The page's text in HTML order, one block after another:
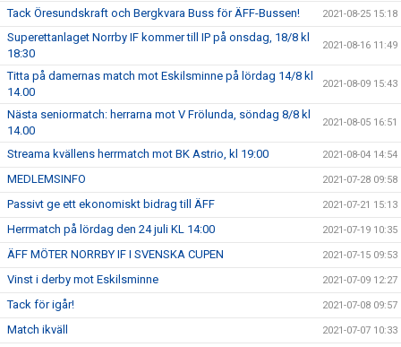
Tack Öresundskraft och Bergkvara Buss för ÄFF-Bussen! 2021-08-25 15:18
Superettanlaget Norrby IF kommer till IP på onsdag, 18/8 kl
18:30
2021-08-16 11:49
Titta på damernas match mot Eskilsminne på lördag 14/8 kl
14.00
2021-08-09 15:43
Nästa seniormatch: herrarna mot V Frölunda, söndag 8/8 kl
14.00
2021-08-05 16:51
Streama kvällens herrmatch mot BK Astrio, kl 19:00 2021-08-04 14:54
MEDLEMSINFO 2021-07-28 09:58
Passivt ge ett ekonomiskt bidrag till ÄFF 2021-07-21 15:13
Herrmatch på lördag den 24 juli KL 14:00 2021-07-19 10:35
ÄFF MÖTER NORRBY IF I SVENSKA CUPEN 2021-07-15 09:53
Vinst i derby mot Eskilsminne 2021-07-09 12:27
Tack för igår! 2021-07-08 09:57
Match ikväll 2021-07-07 10:33